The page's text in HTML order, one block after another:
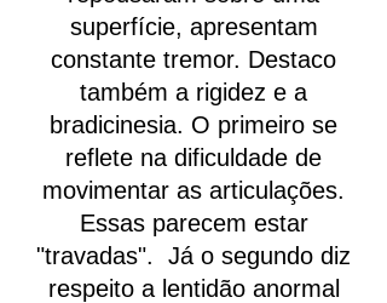
superfície, apresentam
constante tremor. Destaco
também a rigidez e a
bradicinesia. O primeiro se
reflete na dificuldade de
movimentar as articulações.
Essas parecem estar
"travadas". Já o segundo diz
respeito a lentidão anormal